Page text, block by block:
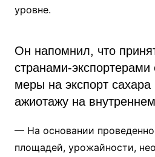
уровне.
Он напомнил, что
странами-экспортерами
меры на экспорт сахара
ажиотажу на
— На основании
площадей, урожайности,